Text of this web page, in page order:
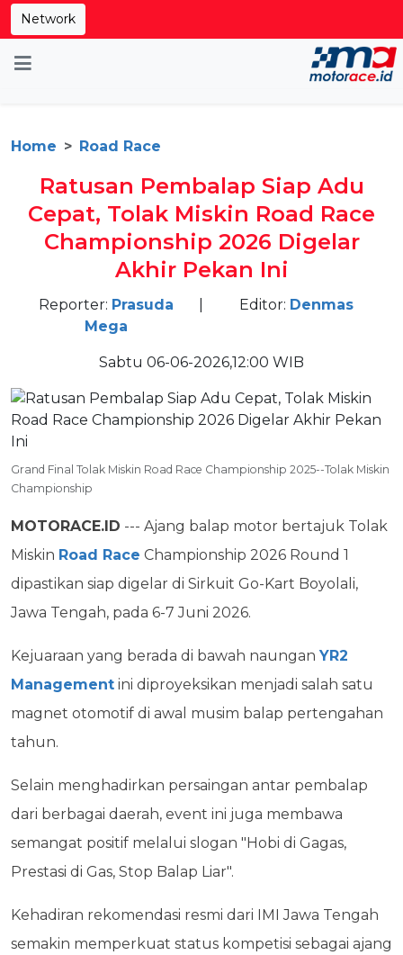
Network
Home Road Race
Ratusan Pembalap Siap Adu
Cepat, Tolak Miskin Road Race
Championship 2026 Digelar
Akhir Pekan Ini
Reporter: Prasuda
Mega
Editor: Denmas
Sabtu 06-06-2026,12:00 WIB
Grand Final Tolak Miskin Road Race Championship 2025--Tolak Miskin
Championship
MOTORACE.ID --- Ajang balap motor bertajuk Tolak
Miskin Road Race Championship 2026 Round 1
dipastikan siap digelar di Sirkuit Go-Kart Boyolali,
Jawa Tengah, pada 6-7 Juni 2026.
Kejuaraan yang berada di bawah naungan YR2
Management ini diproyeksikan menjadi salah satu
magnet otomotif di awal musim balap pertengahan
tahun.
Selain menghadirkan persaingan antar pembalap
dari berbagai daerah, event ini juga membawa
semangat positif melalui slogan "Hobi di Gagas,
Prestasi di Gas, Stop Balap Liar".
Kehadiran rekomendasi resmi dari IMI Jawa Tengah
semakin memperkuat status kompetisi sebagai ajang